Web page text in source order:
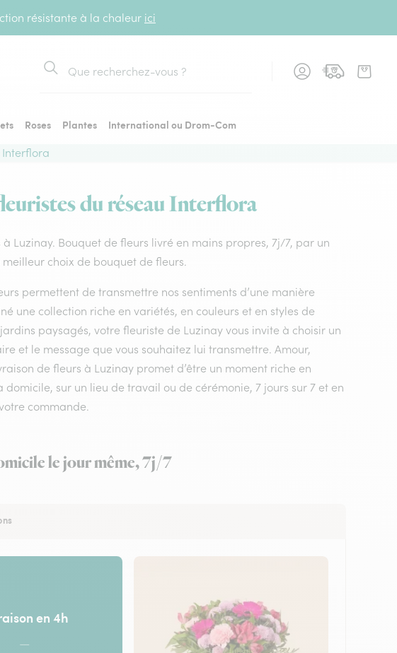
résistante à la chaleur ici
Rechercher
Roses Plantes
International ou Drom-Com
Interflora
du réseau Interflora
Luzinay. Bouquet de fleurs livré en mains propres, 7j/7, par un
choix de bouquet de fleurs.
permettent de transmettre nos sentiments d’une manière
une collection riche en variétés, en couleurs et en styles de
paysagés, votre fleuriste de Luzinay vous invite à choisir un
et le message que vous souhaitez lui transmettre. Amour,
de fleurs à Luzinay promet d’être un moment riche en
sur un lieu de travail ou de cérémonie, 7 jours sur 7 et en
commande.
le jour même, 7j/7
en 4h
—